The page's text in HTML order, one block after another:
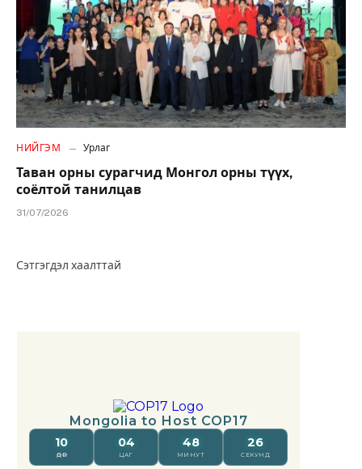
НИЙГЭМ Урлаг
Таван орны сурагчид Монгол орны түүх,
соёлтой танилцав
31/07/2026
Сэтгэгдэл хаалттай